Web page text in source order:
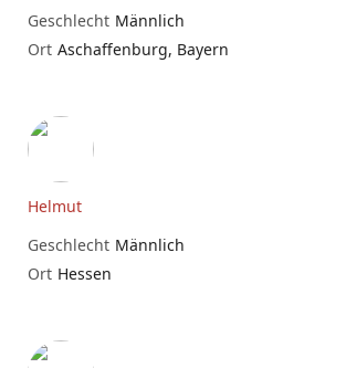
Geschlecht Männlich
Ort Aschaffenburg, Bayern
Helmut
Geschlecht Männlich
Ort Hessen